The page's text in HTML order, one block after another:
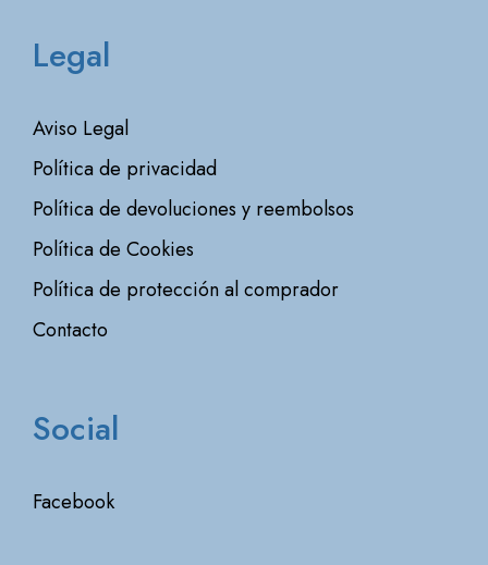
Legal
Aviso Legal
Política de privacidad
Política de devoluciones y reembolsos
Política de Cookies
Política de protección al comprador
Contacto
Social
Facebook